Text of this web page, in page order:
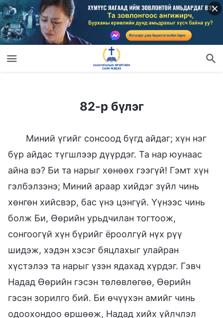
82-р бүлэг
Миний үгийг сонсоод бүгд айдаг; хүн нэг
бүр айдас түгшлээр дүүрдэг. Та нар юунаас
айна вэ? Би та нарыг хөнөөх гээгүй! Гэмт хүн
гэлбэлзэнэ; Миний араар хийдэг зүйл чинь
хөнгөн хийсвэр, бас үнэ цэнгүй. Үүнээс чинь
болж Би, Өөрийн урьдчилан тогтоож,
сонгоогүй хүн бүрийг ёроолгүй нүх рүү
шидэж, хэдэн хэсэг бяцлахыг улайран
хүстэлээ та нарыг үзэн ядахад хүрдэг. Гэвч
Надад Өөрийн гэсэн төлөвлөгөө, Өөрийн
гэсэн зорилго бий. Би өчүүхэн амийг чинь
одоохондоо өршөөж, Надад хийх үйлчлэл